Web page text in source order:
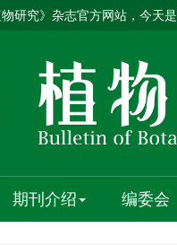
研究》杂志官方网站，今天是
期刊介绍 编委会